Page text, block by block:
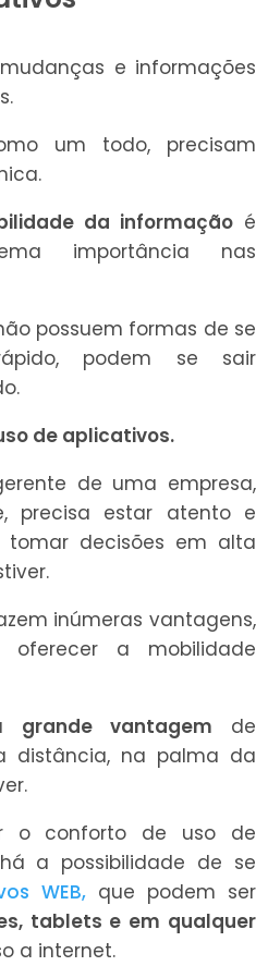
e informações
um todo, precisam
da informação é
importância nas
possuem formas de se
podem se sair
de aplicativos.
de uma empresa,
precisa estar atento e
tomar decisões em alta
inúmeras vantagens,
oferecer a mobilidade
grande vantagem de
distância, na palma da
o conforto de uso de
a possibilidade de se
WEB,que podem ser
tablets e em qualquer
a internet.